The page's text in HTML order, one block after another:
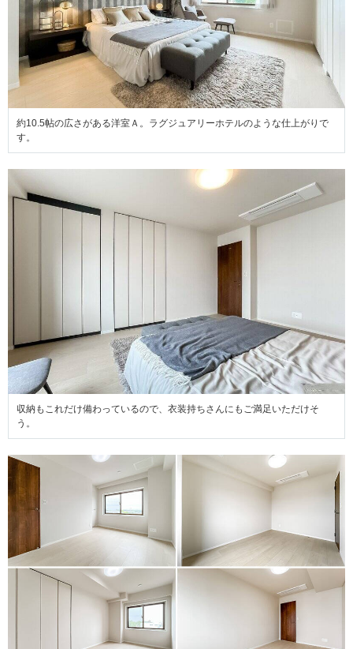
約10.5帖の広さがある洋室Ａ。ラグジュアリーホテルのような仕上がりで
す。
収納もこれだけ備わっているので、衣装持ちさんにもご満足いただけそ
う。